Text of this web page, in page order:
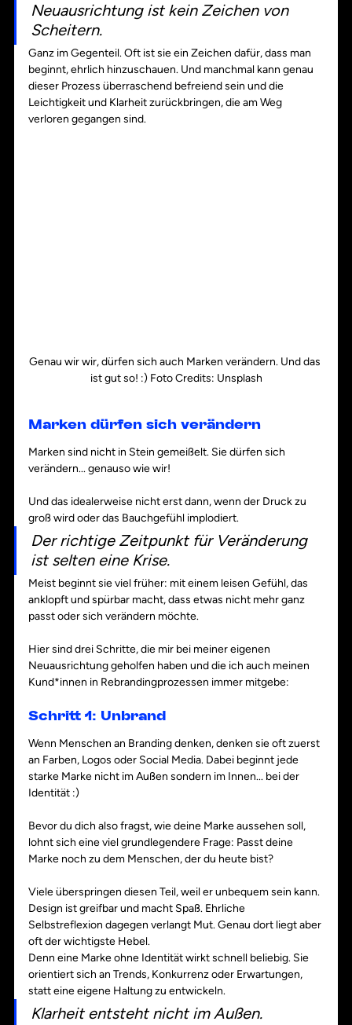
Neuausrichtung ist kein Zeichen von
Scheitern.
Ganz im Gegenteil. Oft ist sie ein Zeichen dafür, dass man
beginnt, ehrlich hinzuschauen. Und manchmal kann genau
dieser Prozess überraschend befreiend sein und die
Leichtigkeit und Klarheit zurückbringen, die am Weg
verloren gegangen sind.
Genau wir wir, dürfen sich auch Marken verändern. Und das
ist gut so! :) Foto Credits: Unsplash
Marken dürfen sich verändern
Marken sind nicht in Stein gemeißelt. Sie dürfen sich
verändern... genauso wie wir!
Und das idealerweise nicht erst dann, wenn der Druck zu
groß wird oder das Bauchgefühl implodiert.
Der richtige Zeitpunkt für Veränderung
ist selten eine Krise.
Meist beginnt sie viel früher: mit einem leisen Gefühl, das
anklopft und spürbar macht, dass etwas nicht mehr ganz
passt oder sich verändern möchte.
Hier sind drei Schritte, die mir bei meiner eigenen
Neuausrichtung geholfen haben und die ich auch meinen
Kund*innen in Rebrandingprozessen immer mitgebe:
Schritt 1: Unbrand
Wenn Menschen an Branding denken, denken sie oft zuerst
an Farben, Logos oder Social Media. Dabei beginnt jede
starke Marke nicht im Außen sondern im Innen... bei der
Identität :)
Bevor du dich also fragst, wie deine Marke aussehen soll,
lohnt sich eine viel grundlegendere Frage: Passt deine
Marke noch zu dem Menschen, der du heute bist?
Viele überspringen diesen Teil, weil er unbequem sein kann.
Design ist greifbar und macht Spaß. Ehrliche
Selbstreflexion dagegen verlangt Mut. Genau dort liegt aber
oft der wichtigste Hebel.
Denn eine Marke ohne Identität wirkt schnell beliebig. Sie
orientiert sich an Trends, Konkurrenz oder Erwartungen,
statt eine eigene Haltung zu entwickeln.
Klarheit entsteht nicht im Außen.